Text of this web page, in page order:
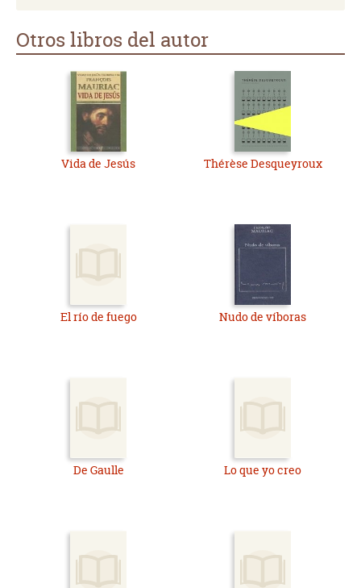
Otros libros del autor
Vida de Jesús Thérèse Desqueyroux
El río de fuego Nudo de víboras
De Gaulle Lo que yo creo